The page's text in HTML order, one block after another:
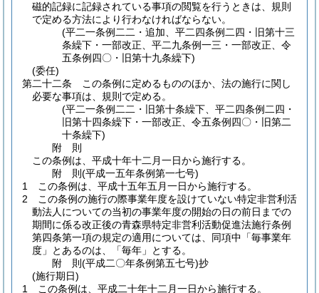
磁的記録に記録されている事項の閲覧を行うときは、規則
で定める方法により行わなければならない。
(平二一条例二二・追加、平二四条例二四・旧第十三
条繰下・一部改正、平二九条例一三・一部改正、令
五条例四〇・旧第十九条繰下)
(委任)
第二十二条
この条例に定めるもののほか、法の施行に関し
必要な事項は、規則で定める。
(平二一条例二二・旧第十条繰下、平二四条例二四・
旧第十四条繰下・一部改正、令五条例四〇・旧第二
十条繰下)
附 則
この条例は、平成十年十二月一日から施行する。
附 則(平成一五年条例第一七号)
1
この条例は、平成十五年五月一日から施行する。
2
この条例の施行の際事業年度を設けていない特定非営利活
動法人についての当初の事業年度の開始の日の前日までの
期間に係る改正後の青森県特定非営利活動促進法施行条例
第四条第一項の規定の適用については、同項中「毎事業年
度」とあるのは、「毎年」とする。
附 則(平成二〇年条例第五七号)抄
(施行期日)
1
この条例は、平成二十年十二月一日から施行する。